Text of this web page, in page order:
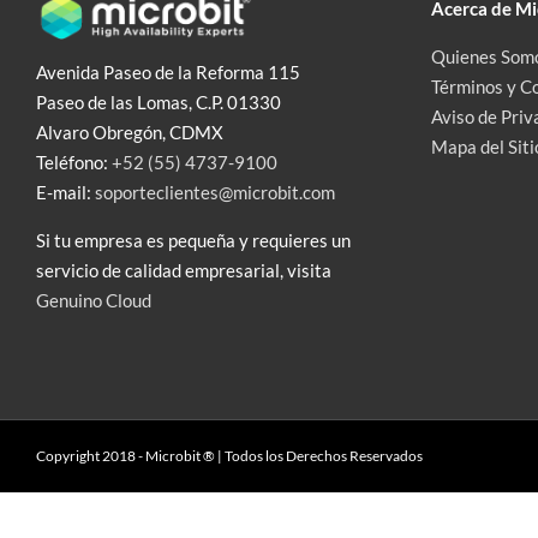
Avenida Paseo de la Reforma 115
Paseo de las Lomas, C.P. 01330
Alvaro Obregón, CDMX
Teléfono: +52 (55) 4737-9100
E-mail: soporteclientes@microbit.com
Si tu empresa es pequeña y requieres un
servicio de calidad empresarial, visita
Genuino Cloud
Acerca de
Quienes
Términos y
Aviso de
Mapa del
Copyright 2018 - Microbit ® | Todos los Derechos Reservados